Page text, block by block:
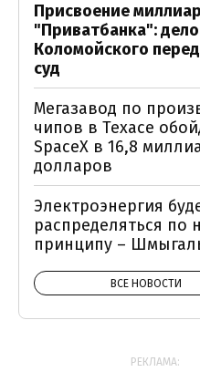
Присвоение
"Приватбанка": дело
Коломойского
суд
Мегазавод по
чипов в Техасе
SpaceX в 16,8
долларов
Электроэнергия
распределяться по
принципу –
ВСЕ НОВОСТИ
РЕКЛАМА: